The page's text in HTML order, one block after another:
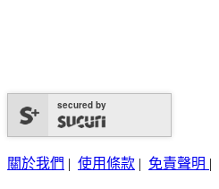
secured by
關於我們 | 使用條款 | 免責聲明 |